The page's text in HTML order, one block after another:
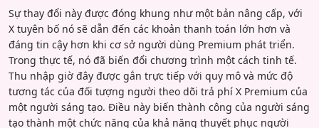
Sự thay đổi này được đóng khung như một bản nâng cấp, với
X tuyên bố nó sẽ dẫn đến các khoản thanh toán lớn hơn và
đáng tin cậy hơn khi cơ sở người dùng Premium phát triển.
Trong thực tế, nó đã biến đổi chương trình một cách tinh tế.
Thu nhập giờ đây được gắn trực tiếp với quy mô và mức độ
tương tác của đối tượng người theo dõi trả phí X Premium của
một người sáng tạo. Điều này biến thành công của người sáng
tạo thành một chức năng của khả năng thuyết phục người